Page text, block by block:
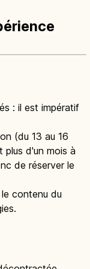
: il est impératif
(du 13 au 16
d'un mois à
de réserver le
contenu du